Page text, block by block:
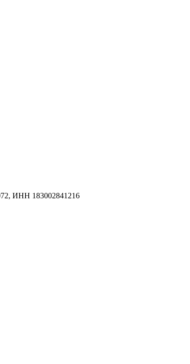
ИНН 183002841216